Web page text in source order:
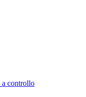
a controllo